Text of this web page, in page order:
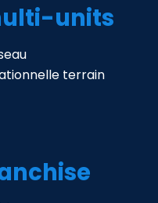
units
terrain